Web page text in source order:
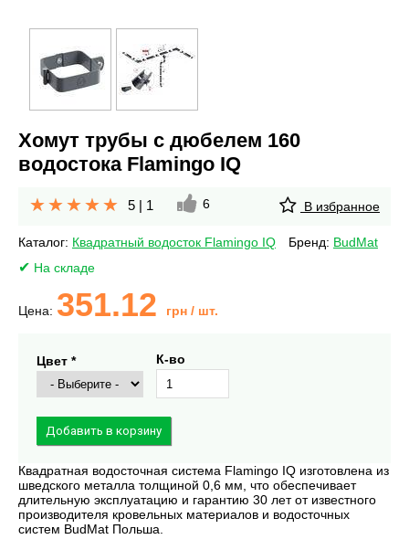
Хомут трубы с дюбелем 160
водостока Flamingo IQ
5 | 1 6 В избранное
Каталог: Квадратный водосток Flamingo IQ Бренд: BudMat
На складе
Цена: 351.12 грн / шт.
Цвет * К-во
Квадратная водосточная система Flamingo IQ изготовлена из
шведского металла толщиной 0,6 мм, что обеспечивает
длительную эксплуатацию и гарантию 30 лет от известного
производителя кровельных материалов и водосточных
систем BudMat Польша.